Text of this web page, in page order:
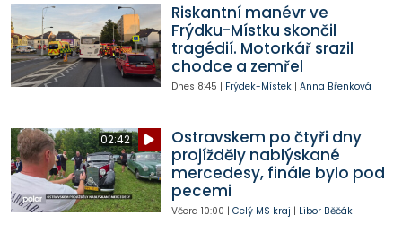
Riskantní manévr ve
Frýdku-Místku skončil
tragédií. Motorkář srazil
chodce a zemřel
Dnes 8:45 | Frýdek-Místek| Anna Břenková
02:42
Ostravskem po čtyři dny
projížděly nablýskané
mercedesy, finále bylo pod
pecemi
Včera 10:00 | Celý MS kraj | Libor Běčák